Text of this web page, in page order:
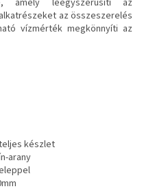
az összeszerelés
vízmérték megkönnyíti az
készlet
arany